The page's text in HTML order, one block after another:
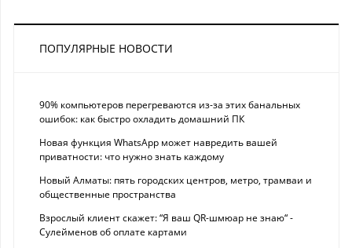
ПОПУЛЯРНЫЕ НОВОСТИ
90% компьютеров перегреваются из-за этих банальных
ошибок: как быстро охладить домашний ПК
Новая функция WhatsApp может навредить вашей
приватности: что нужно знать каждому
Новый Алматы: пять городских центров, метро, трамваи и
общественные пространства
Взрослый клиент скажет: “Я ваш QR-шмюар не знаю“ -
Сулейменов об оплате картами